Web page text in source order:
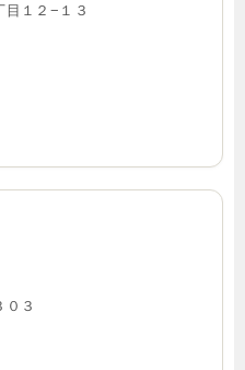
目１２−１３
０３